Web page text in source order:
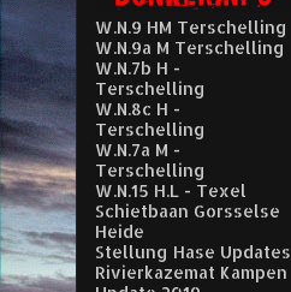
W.N.9 HM Terschelling
W.N.9a M Terschelling
W.N.7b H -
Terschelling
W.N.8c H -
Terschelling
W.N.7a M -
Terschelling
W.N.15 H.L - Texel
Schietbaan Gorsselse
Heide
Stellung Hase Updates
Rivierkazemat Kampen